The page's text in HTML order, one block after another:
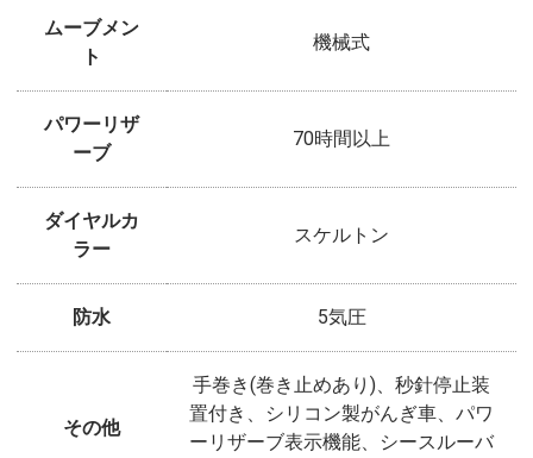
ムーブメン
ト
機械式
パワーリザ
ーブ
70時間以上
ダイヤルカ
ラー
スケルトン
防水 5気圧
その他
手巻き(巻き止めあり)、秒針停止装
置付き、シリコン製がんぎ車、パワ
ーリザーブ表示機能、シースルーバ